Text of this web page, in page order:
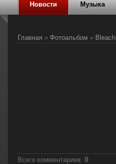
Новости Музыка
Главная » Фотоальбом »
Всего комментариев: 0